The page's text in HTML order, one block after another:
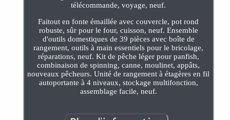
télécommande, voyage, neuf.
Faitout en fonte émaillée avec couvercle, pot rond
robuste, sûr pour le four, cuisson, neuf. Ensemble
d'outils domestiques de 39 pièces avec boîte de
rangement, outils à main essentiels pour le bricolage,
réparations, neuf. Kit de pêche léger pour panfish,
combinaison de spinning, canne, moulinet, appâts,
nouveaux pêcheurs. Unité de rangement à étagères en fil
autoportante à 4 niveaux, stockage multifonction,
assemblage facile, neuf.